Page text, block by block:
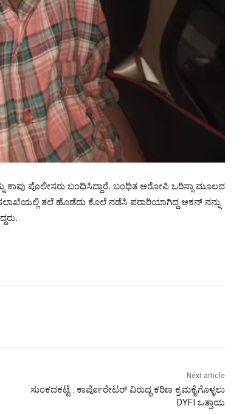
ಪೊಲೀಸರು ಬಂಧಿಸಿದ್ದಾರೆ. ಬಂಧಿತ ಆರೋಪಿ ಒರಿಸ್ಸಾ ಮೂಲದ
ತಲೆ ಹೊಡೆದು ಕೊಲೆ ನಡೆಸಿ ಪರಾರಿಯಾಗಿದ್ದ ಆಕನ್ ನನ್ನು
Next article
ಸುಂಕದಕಟ್ಟೆ : ಕಾರ್ಪೊರೇಟರ್ ವಿರುದ್ಧ ಕಠಿಣ ಕ್ರಮಕೈಗೊಳ್ಳಲು
DYFI ಒತ್ತಾಯ